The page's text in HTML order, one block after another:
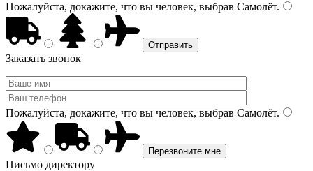
Пожалуйста, докажите, что вы человек, выбрав Самолёт.
Заказать звонок
Пожалуйста, докажите, что вы человек, выбрав Самолёт.
Письмо директору